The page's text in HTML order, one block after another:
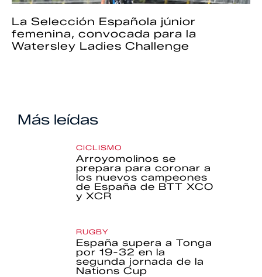
La Selección Española júnior
femenina, convocada para la
Watersley Ladies Challenge
Más leídas
CICLISMO
Arroyomolinos se
prepara para coronar a
los nuevos campeones
de España de BTT XCO
y XCR
RUGBY
España supera a Tonga
por 19-32 en la
segunda jornada de la
Nations Cup